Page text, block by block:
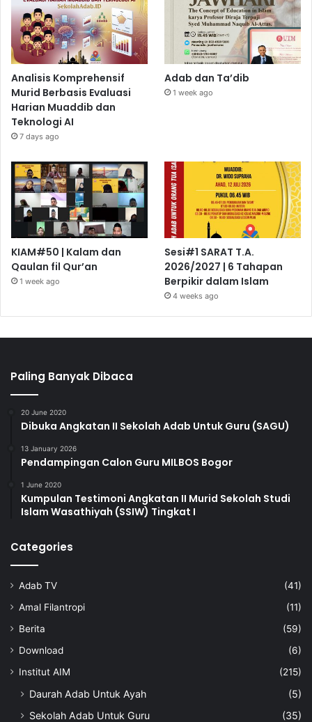
Analisis Komprehensif
Murid Berbasis Evaluasi
Harian Muaddib dan
Teknologi AI
7 days ago
Adab dan Ta’dib
1 week ago
KIAM#50 | Kalam dan
Qaulan fil Qur’an
1 week ago
Sesi#1 SARAT T.A.
2026/2027 | 6 Tahapan
Berpikir dalam Islam
4 weeks ago
Paling Banyak Dibaca
20 June 2020
Dibuka Angkatan II Sekolah Adab Untuk Guru (SAGU)
13 January 2026
Pendampingan Calon Guru MILBOS Bogor
1 June 2020
Kumpulan Testimoni Angkatan II Murid Sekolah Studi
Islam Wasathiyah (SSIW) Tingkat I
Categories
Adab TV
(41)
Amal Filantropi
(11)
Berita
(59)
Download
(6)
Institut AIM
(215)
Daurah Adab Untuk Ayah
(5)
Sekolah Adab Untuk Guru
(35)